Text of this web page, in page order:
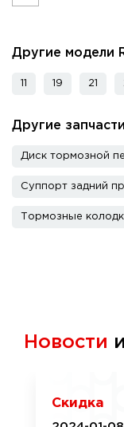
Другие модели
11 19 21
Другие
Диск тормозной
Суппорт задний
Тормозные
Новости
Скидка